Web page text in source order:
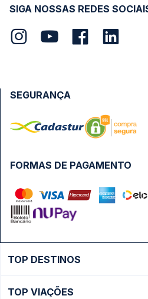
SIGA NOSSAS REDES
FORMAS DE PAGAMENTO
SEGURANÇA
TOP DESTINOS
TOP VIAÇÕES